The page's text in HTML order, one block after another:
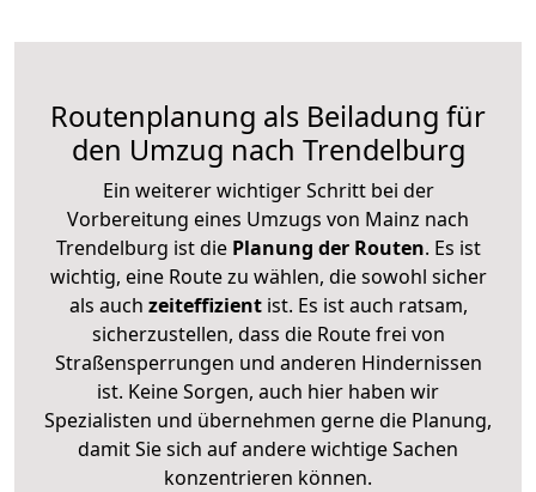
Routenplanung als Beiladung für
den Umzug nach Trendelburg
Ein weiterer wichtiger Schritt bei der
Vorbereitung eines Umzugs von Mainz nach
Trendelburg ist diePlanung der Routen. Es ist
wichtig, eine Route zu wählen, die sowohl sicher
als auch zeiteffizientist. Es ist auch ratsam,
sicherzustellen, dass die Route frei von
Straßensperrungen und anderen Hindernissen
ist. Keine Sorgen, auch hier haben wir
Spezialisten und übernehmen gerne die Planung,
damit Sie sich auf andere wichtige Sachen
konzentrieren können.